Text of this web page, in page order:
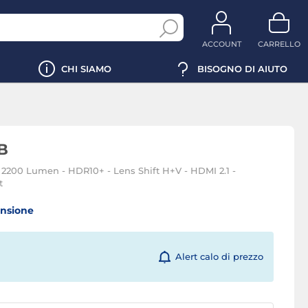
ACCOUNT CARRELLO
CHI SIAMO BISOGNO DI AIUTO
Lumen - HDR10+ - Lens Shift H+V - HDMI 2.1 -
Alert calo di prezzo